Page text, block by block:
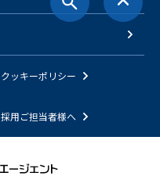
クッキーポリシー
採用ご担当者様へ